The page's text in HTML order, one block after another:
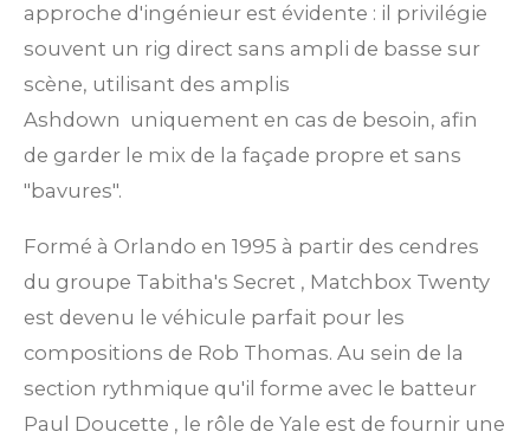
approche d'ingénieur est évidente : il privilégie
souvent un rig direct sans ampli de basse sur
scène, utilisant des amplis
Ashdown uniquement en cas de besoin, afin
de garder le mix de la façade propre et sans
"bavures".
Formé à Orlando en 1995 à partir des cendres
du groupe Tabitha's Secret , Matchbox Twenty
est devenu le véhicule parfait pour les
compositions de Rob Thomas. Au sein de la
section rythmique qu'il forme avec le batteur
Paul Doucette , le rôle de Yale est de fournir une